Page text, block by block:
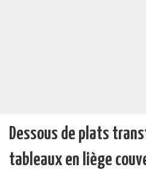
Dessous de plats
tableaux en liège